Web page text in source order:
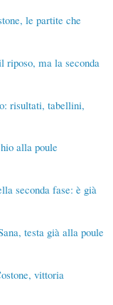
le partite che
riposo, ma la seconda
risultati, tabellini,
alla poule
seconda fase: è già
testa già alla poule
vittoria